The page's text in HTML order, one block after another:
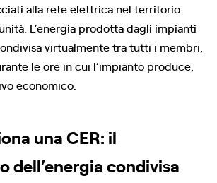
alla rete elettrica nel territorio
L’energia prodotta dagli impianti
virtualmente tra tutti i membri,
le ore in cui l’impianto produce,
economico.
una CER: il
dell’energia condivisa